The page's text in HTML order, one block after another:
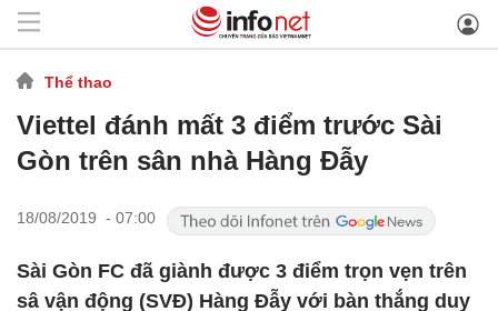
Thể thao
Viettel đánh mất 3 điểm trước Sài
Gòn trên sân nhà Hàng Đẫy
18/08/2019 - 07:00
Sài Gòn FC đã giành được 3 điểm trọn vẹn trên
sâ vận động (SVĐ) Hàng Đẫy với bàn thắng duy